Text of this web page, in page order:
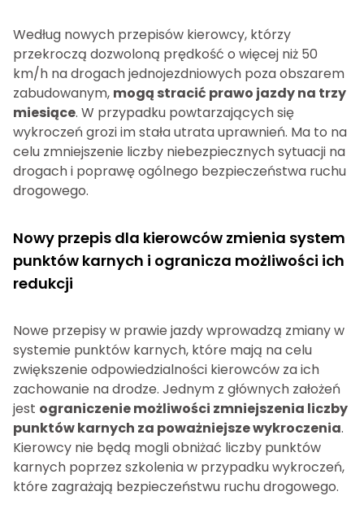
Według nowych przepisów kierowcy, którzy
przekroczą dozwoloną prędkość o więcej niż 50
km/h na drogach jednojezdniowych poza obszarem
zabudowanym, mogą stracić prawo jazdy na trzy
miesiące. W przypadku powtarzających się
wykroczeń grozi im stała utrata uprawnień. Ma to na
celu zmniejszenie liczby niebezpiecznych sytuacji na
drogach i poprawę ogólnego bezpieczeństwa ruchu
drogowego.
Nowy przepis dla kierowców zmienia system
punktów karnych i ogranicza możliwości ich
redukcji
Nowe przepisy w prawie jazdy wprowadzą zmiany w
systemie punktów karnych, które mają na celu
zwiększenie odpowiedzialności kierowców za ich
zachowanie na drodze. Jednym z głównych założeń
jest ograniczenie możliwości zmniejszenia liczby
punktów karnych za poważniejsze wykroczenia.
Kierowcy nie będą mogli obniżać liczby punktów
karnych poprzez szkolenia w przypadku wykroczeń,
które zagrażają bezpieczeństwu ruchu drogowego.